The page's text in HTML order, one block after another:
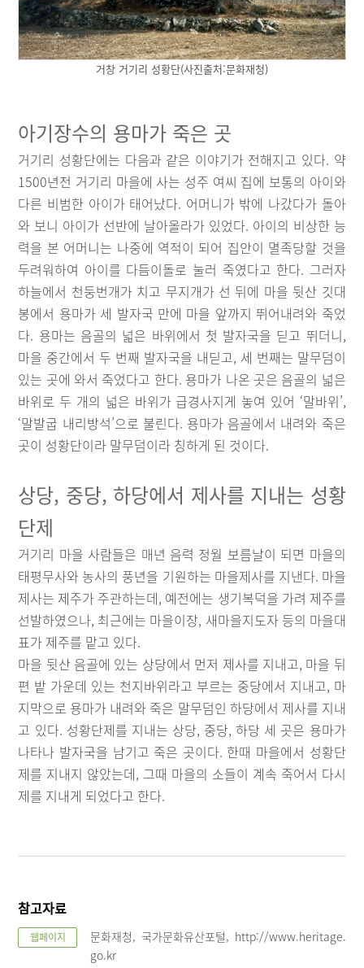
거창 거기리 성황단(사진출처:문화재청)
아기장수의 용마가 죽은 곳
거기리 성황단에는 다음과 같은 이야기가 전해지고 있다. 약
1500년전 거기리 마을에 사는 성주 여씨 집에 보통의 아이와
다른 비범한 아이가 태어났다. 어머니가 밖에 나갔다가 돌아
와 보니 아이가 선반에 날아올라가 있었다. 아이의 비상한 능
력을 본 어머니는 나중에 역적이 되어 집안이 멸족당할 것을
두려워하여 아이를 다듬이돌로 눌러 죽였다고 한다. 그러자
하늘에서 천둥번개가 치고 무지개가 선 뒤에 마을 뒷산 깃대
봉에서 용마가 세 발자국 만에 마을 앞까지 뛰어내려와 죽었
다. 용마는 음골의 넓은 바위에서 첫 발자국을 딛고 뛰더니,
마을 중간에서 두 번째 발자국을 내딛고, 세 번째는 말무덤이
있는 곳에 와서 죽었다고 한다. 용마가 나온 곳은 음골의 넓은
바위로 두 개의 넓은 바위가 급경사지게 놓여 있어 ‘말바위’,
‘말발굽 내리방석’으로 불린다. 용마가 음골에서 내려와 죽은
곳이 성황단이라 말무덤이라 칭하게 된 것이다.
상당, 중당, 하당에서 제사를 지내는 성황
단제
거기리 마을 사람들은 매년 음력 정월 보름날이 되면 마을의
태평무사와 농사의 풍년을 기원하는 마을제사를 지낸다. 마을
제사는 제주가 주관하는데, 예전에는 생기복덕을 가려 제주를
선발하였으나, 최근에는 마을이장, 새마을지도자 등의 마을대
표가 제주를 맡고 있다.
마을 뒷산 음골에 있는 상당에서 먼저 제사를 지내고, 마을 뒤
편 밭 가운데 있는 천지바위라고 부르는 중당에서 지내고, 마
지막으로 용마가 내려와 죽은 말무덤인 하당에서 제사를 지내
고 있다. 성황단제를 지내는 상당, 중당, 하당 세 곳은 용마가
나타나 발자국을 남기고 죽은 곳이다. 한때 마을에서 성황단
제를 지내지 않았는데, 그때 마을의 소들이 계속 죽어서 다시
제를 지내게 되었다고 한다.
참고자료
웹페이지
문화재청, 국가문화유산포털, http://www.heritage.
go.kr